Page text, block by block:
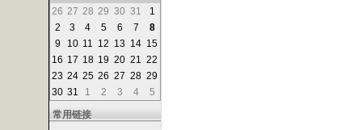
26 27 28 29 30 31
1
2
3 4 5 6 7
8
9
10 11 12 13 14 15
16 17 18 19 20 21 22
23 24 25 26 27 28 29
30 31 1 2 3 4
5
常用链接